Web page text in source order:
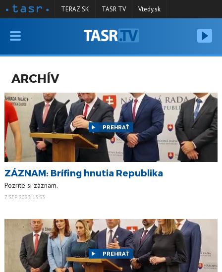
VYSIELANIE
SPRAVODAJSTVO
KONTAKT
ARCHÍV
TERAZ.SK TASR TV Vtedy.sk
ARCHÍV
PREHRAŤ
ZÁZNAM: Brífing hnutia Republika
Pozrite si záznam.
7 SEP 2023 13:53
PREHRAŤ